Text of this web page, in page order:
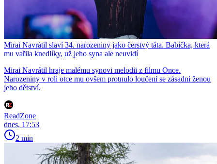
Mirai Navrátil slaví 34. narozeniny jako čerstvý táta. Babička, která
mu vařila knedlíky, už jeho syna ale neuvidí
Mirai Navrátil hraje malému synovi melodii z filmu Once.
Narozeniny v roli otce mu ovšem protnulo loučení se zásadní ženou
jeho dětství.
ReadZone
dnes, 17:53
2 min